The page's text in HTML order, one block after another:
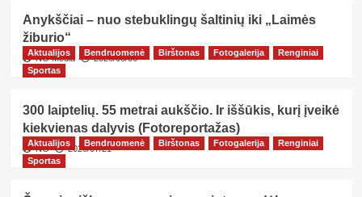
Anykščiai – nuo stebuklingų šaltinių iki „Laimės
žiburio“
NG Media 2026/08/06
Aktualijos Bendruomenė Birštonas Fotogalerija
Renginiai
Sportas
300 laiptelių. 55 metrai aukščio. Ir iššūkis, kurį įveikė
kiekvienas dalyvis (Fotoreportažas)
NG 2026/07/21
Aktualijos Bendruomenė Birštonas Fotogalerija
Renginiai
Sportas